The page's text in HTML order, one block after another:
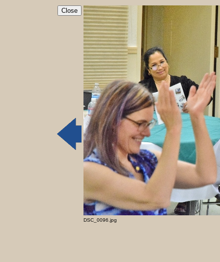
Close
DSC_0096.jpg